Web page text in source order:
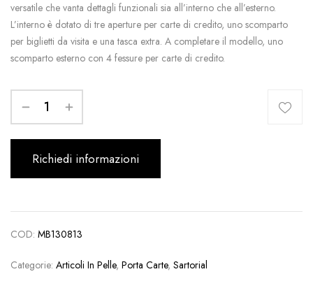
versatile che vanta dettagli funzionali sia all’interno che all’esterno.
L’interno è dotato di tre aperture per carte di credito, uno scomparto
per biglietti da visita e una tasca extra. A completare il modello, uno
scomparto esterno con 4 fessure per carte di credito.
Richiedi informazioni
COD: MB130813
Categorie: Articoli In Pelle, Porta Carte, Sartorial